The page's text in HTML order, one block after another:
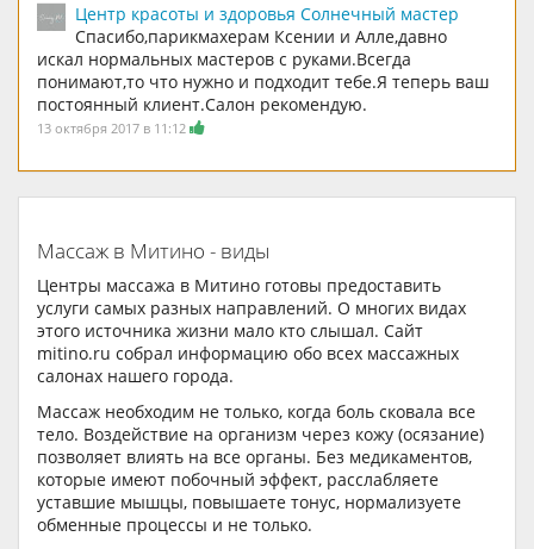
Центр красоты и здоровья Солнечный мастер
Спасибо,парикмахерам Ксении и Алле,давно
искал нормальных мастеров с руками.Всегда
понимают,то что нужно и подходит тебе.Я теперь ваш
постоянный клиент.Салон рекомендую.
13 октября 2017 в 11:12
Массаж в Митино - виды
Центры массажа в Митино готовы предоставить
услуги самых разных направлений. О многих видах
этого источника жизни мало кто слышал. Сайт
mitino.ru собрал информацию обо всех массажных
салонах нашего города.
Массаж необходим не только, когда боль сковала все
тело. Воздействие на организм через кожу (осязание)
позволяет влиять на все органы. Без медикаментов,
которые имеют побочный эффект, расслабляете
уставшие мышцы, повышаете тонус, нормализуете
обменные процессы и не только.